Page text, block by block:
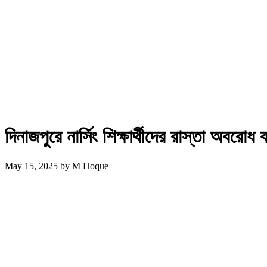
দিনাজপুরে নার্সিং শিক্ষার্থীদের রাস্তা
May 15, 2025 by M Hoque